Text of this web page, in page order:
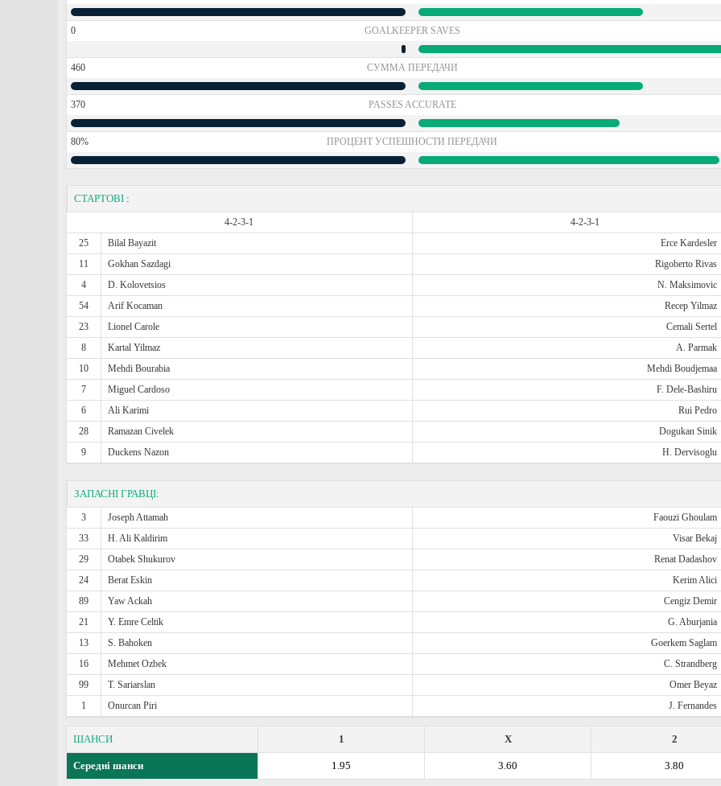
0 GOALKEEPER SAVES
460 СУММА ПЕРЕДАЧИ
370 PASSES ACCURATE
80% ПРОЦЕНТ УСПЕШНОСТИ ПЕРЕДАЧИ
СТАРТОВІ :
4-2-3-1
4-2-3-1
25
Bilal Bayazit Erce Kardesler
11
Gokhan Sazdagi Rigoberto Rivas
4
D. Kolovetsios N. Maksimovic
54
Arif Kocaman Recep Yilmaz
23
Lionel Carole Cemali Sertel
8
Kartal Yilmaz A. Parmak
10
Mehdi Bourabia Mehdi Boudjemaa
7
Miguel Cardoso F. Dele-Bashiru
6
Ali Karimi Rui Pedro
28
Ramazan Civelek Dogukan Sinik
9
Duckens Nazon H. Dervisoglu
ЗАПАСНІ ГРАВЦІ:
3 Joseph Attamah Faouzi Ghoulam
33
H. Ali Kaldirim Visar Bekaj
29
Otabek Shukurov Renat Dadashov
24
Berat Eskin Kerim Alici
89
Yaw Ackah Cengiz Demir
21
Y. Emre Celtik G. Aburjania
13
S. Bahoken Goerkem Saglam
16
Mehmet Ozbek C. Strandberg
99
T. Sariarslan Omer Beyaz
1
Onurcan Piri J. Fernandes
ШАНСИ 2
X
1
Середні шанси 3.80
3.60
1.95